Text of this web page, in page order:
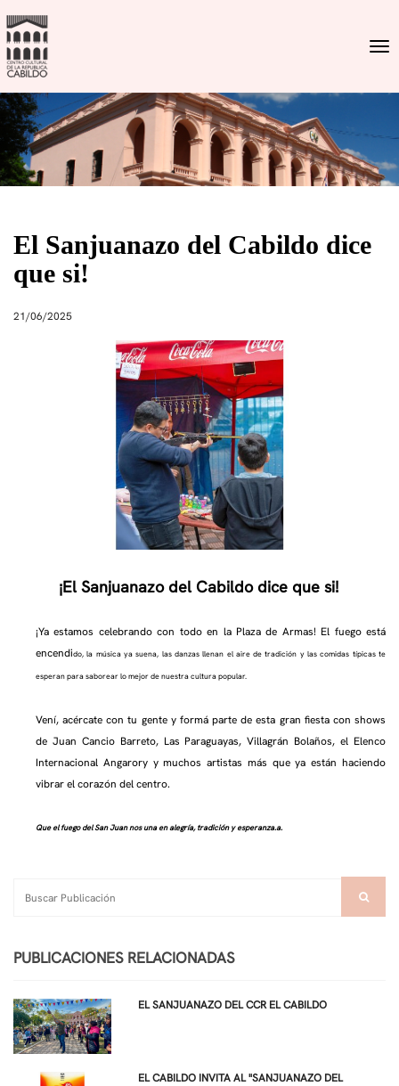
El Sanjuanazo del Cabildo dice
que si!
21/06/2025
¡El Sanjuanazo del Cabildo dice que si!
¡Ya estamos celebrando con todo en la Plaza de Armas! El fuego está
encendido, la música ya suena, las danzas llenan el aire de tradición y las comidas típicas te
esperan para saborear lo mejor de nuestra cultura popular.
Vení, acércate con tu gente y formá parte de esta gran fiesta con shows
de Juan Cancio Barreto, Las Paraguayas, Villagrán Bolaños, el Elenco
Internacional Angarory y muchos artistas más que ya están haciendo
vibrar el corazón del centro.
Que el fuego del San Juan nos una en alegría, tradición y esperanza.a.
PUBLICACIONES RELACIONADAS
EL SANJUANAZO DEL CCR EL CABILDO
EL CABILDO INVITA AL "SANJUANAZO DEL